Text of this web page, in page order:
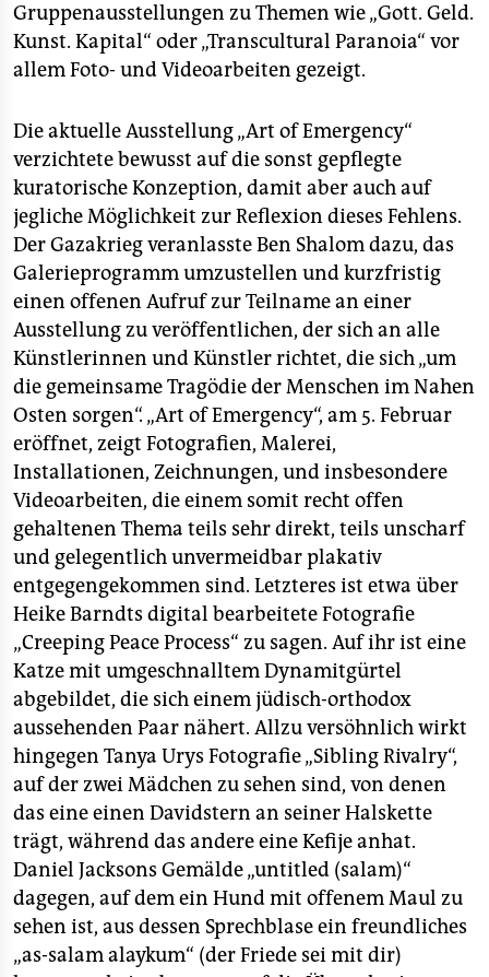
Gruppenausstellungen zu Themen wie „Gott. Geld.
Kunst. Kapital“ oder „Transcultural Paranoia“ vor
allem Foto- und Videoarbeiten gezeigt.
Die aktuelle Ausstellung „Art of Emergency“
verzichtete bewusst auf die sonst gepflegte
kuratorische Konzeption, damit aber auch auf
jegliche Möglichkeit zur Reflexion dieses Fehlens.
Der Gazakrieg veranlasste Ben Shalom dazu, das
Galerieprogramm umzustellen und kurzfristig
einen offenen Aufruf zur Teilname an einer
Ausstellung zu veröffentlichen, der sich an alle
Künstlerinnen und Künstler richtet, die sich „um
die gemeinsame Tragödie der Menschen im Nahen
Osten sorgen“. „Art of Emergency“, am 5. Februar
eröffnet, zeigt Fotografien, Malerei,
Installationen, Zeichnungen, und insbesondere
Videoarbeiten, die einem somit recht offen
gehaltenen Thema teils sehr direkt, teils unscharf
und gelegentlich unvermeidbar plakativ
entgegengekommen sind. Letzteres ist etwa über
Heike Barndts digital bearbeitete Fotografie
„Creeping Peace Process“ zu sagen. Auf ihr ist eine
Katze mit umgeschnalltem Dynamitgürtel
abgebildet, die sich einem jüdisch-orthodox
aussehenden Paar nähert. Allzu versöhnlich wirkt
hingegen Tanya Urys Fotografie „Sibling Rivalry“,
auf der zwei Mädchen zu sehen sind, von denen
das eine einen Davidstern an seiner Halskette
trägt, während das andere eine Kefije anhat.
Daniel Jacksons Gemälde „untitled (salam)“
dagegen, auf dem ein Hund mit offenem Maul zu
sehen ist, aus dessen Sprechblase ein freundliches
„as-salam alaykum“ (der Friede sei mit dir)